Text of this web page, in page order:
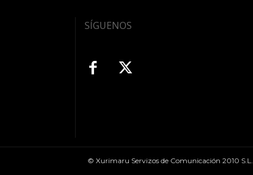
SÍGUENOS
© Xurimaru Servizos de Comunicación 2010 S.L.